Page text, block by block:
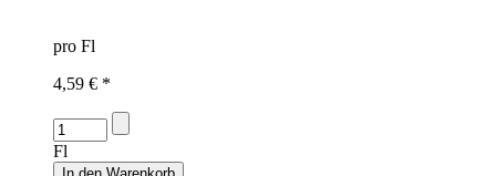
pro Fl
4,59 € *
Fl